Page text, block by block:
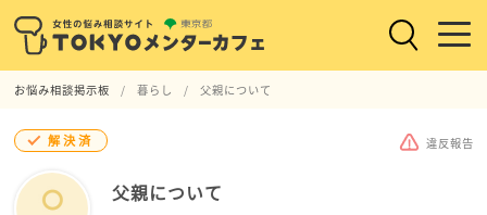
お悩み相談掲示板 暮らし 父親について
解決済 違反報告
父親について